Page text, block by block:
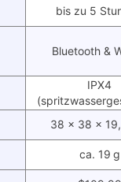
bis zu 5
Bluetooth &
IPX4
38 × 38 ×
ca. 19 g